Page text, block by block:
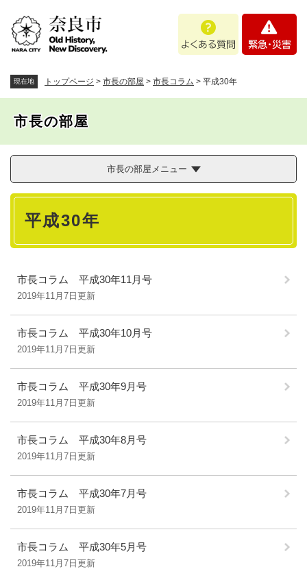
あ
問
・
現在地 トップページ > 市長の部屋 > 市長コラム > 平成30年
市長の部屋
市長の部屋メニュー
本
平成30年
市長コラム 平成30年11月号
2019年11月7日更新
市長コラム 平成30年10月号
2019年11月7日更新
市長コラム 平成30年9月号
2019年11月7日更新
市長コラム 平成30年8月号
2019年11月7日更新
市長コラム 平成30年7月号
2019年11月7日更新
市長コラム 平成30年5月号
2019年11月7日更新